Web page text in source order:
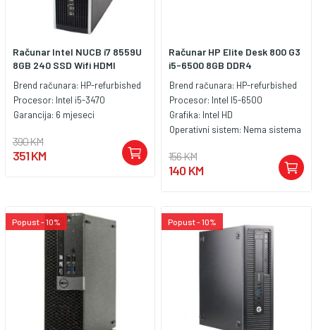
Računar Intel NUCB i7 8559U
8GB 240 SSD Wifi HDMI
Brend računara: HP-refurbished
Procesor: Intel i5-3470
Garancija: 6 mjeseci
390 KM
351 KM
Računar HP Elite Desk 800 G3
i5-6500 8GB DDR4
Brend računara: HP-refurbished
Procesor: Intel I5-6500
Grafika: Intel HD
Operativni sistem: Nema sistema
156 KM
140 KM
Popust - 10% Popust - 10%